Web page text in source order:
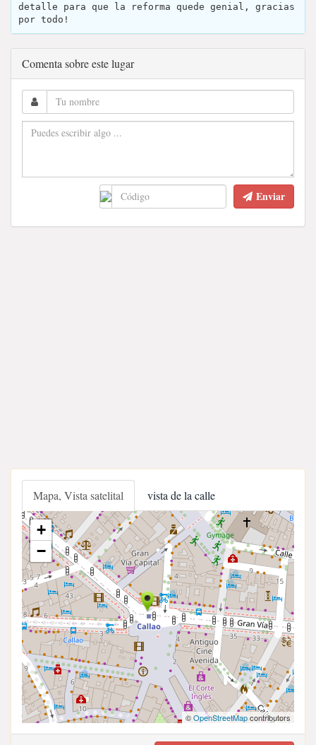
detalle para que la reforma quede genial, gracias
por todo!
Comenta sobre este lugar
Enviar
Mapa, Vista satelital vista de la calle
+
−
©OpenStreetMapcontributors